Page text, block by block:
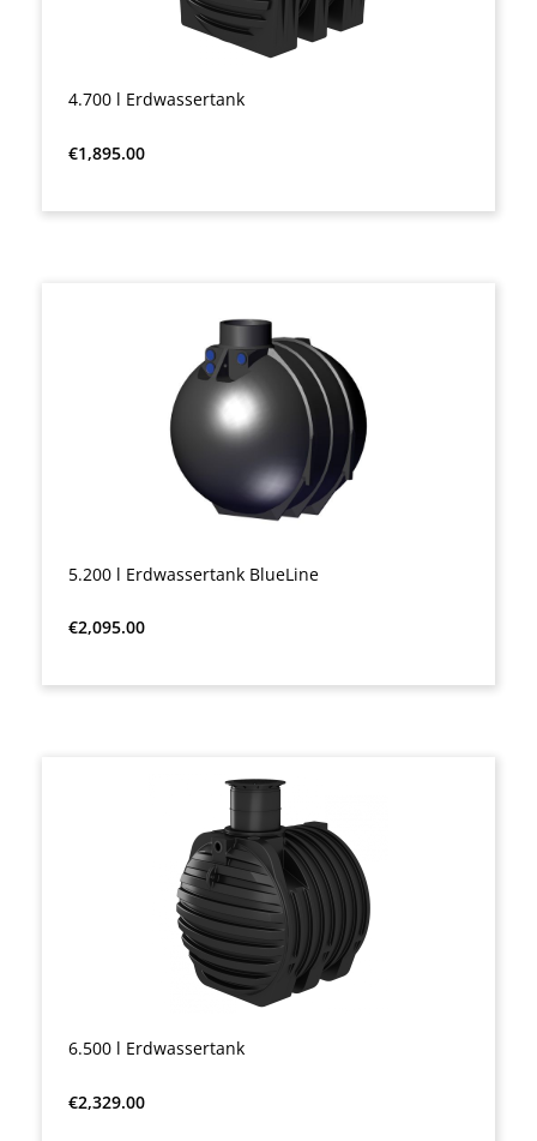
4.700 l Erdwassertank
Regular price:
€1,895.00
5.200 l Erdwassertank BlueLine
Regular price:
€2,095.00
6.500 l Erdwassertank
Regular price:
€2,329.00